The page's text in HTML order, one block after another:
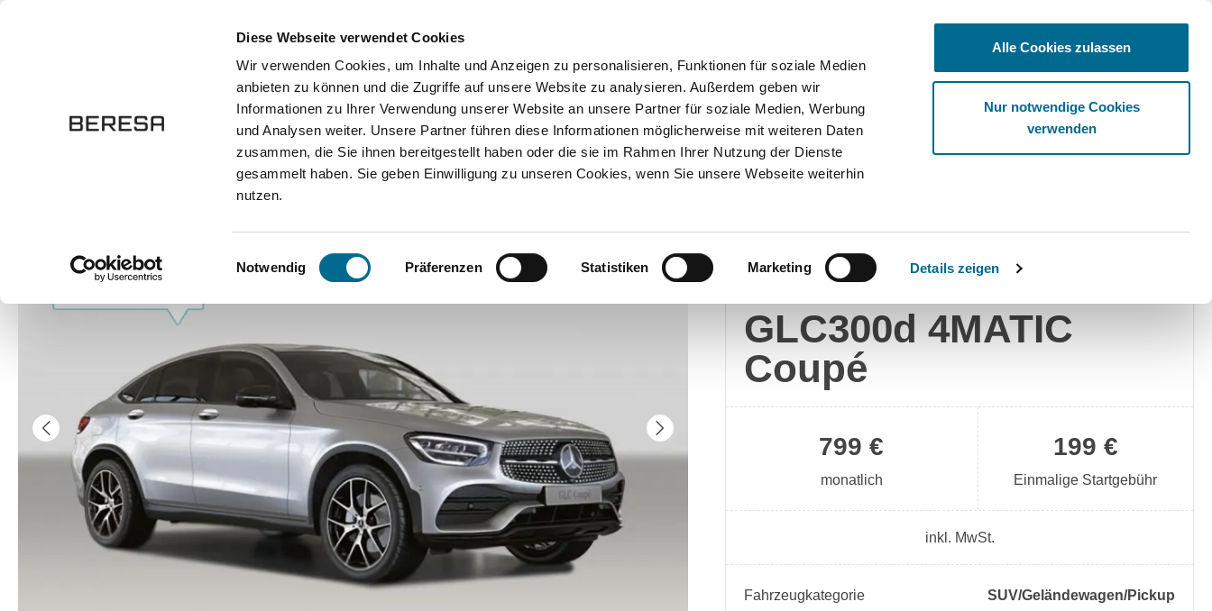
Diese Webseite verwendet Cookies
Wir verwenden Cookies, um Inhalte und Anzeigen zu personalisieren, Funktionen für soziale Medien
anbieten zu können und die Zugriffe auf unsere Website zu analysieren. Außerdem geben wir
Informationen zu Ihrer Verwendung unserer Website an unsere Partner für soziale Medien, Werbung
und Analysen weiter. Unsere Partner führen diese Informationen möglicherweise mit weiteren Daten
zusammen, die Sie ihnen bereitgestellt haben oder die sie im Rahmen Ihrer Nutzung der Dienste
gesammelt haben. Sie geben Einwilligung zu unseren Cookies, wenn Sie unsere Webseite weiterhin
nutzen.
Einwilligungsauswahl
Notwendig Präferenzen Statistiken Marketing Details zeigen
Alle Cookies zulassen
Nur notwendige Cookies
verwenden
Onlineshop
Sportwagen / Coupé
Mercedes-Benz
Mercedes-Benz
GLC300d 4MATIC
Coupé
199 €
Einmalige Startgebühr
799 €
monatlich
inkl. MwSt.
Fahrzeugkategorie
SUV/​Geländewagen/​Pickup